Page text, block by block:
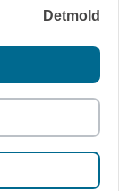
Detmold